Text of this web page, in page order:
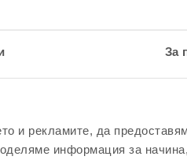
За
и рекламите, да
информация за